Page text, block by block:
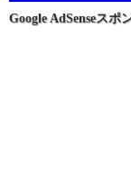
ョ
Google AdSenseスポ